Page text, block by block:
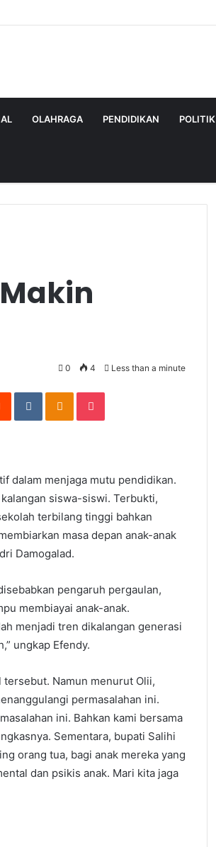
OLAHRAGA PENDIDIKAN POLITIK
0 4 Less than a minute
Reddit VKontakteOdnoklassniki
Pocket
dalam menjaga mutu pendidikan.
siswa-siswi. Terbukti,
terbilang tinggi bahkan
masa depan anak-anak
Damogalad.
pengaruh pergaulan,
membiayai anak-anak.
menjadi tren dikalangan generasi
ungkap Efendy.
tersebut. Namun menurut Olii,
permasalahan ini.
ini. Bahkan kami bersama
Sementara, bupati Salihi
orang tua, bagi anak mereka yang
dan psikis anak. Mari kita jaga